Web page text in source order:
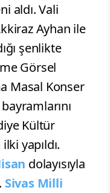
aldı. Vali
Ayhan ile
şenlikte
Görsel
Masal Konser
Kültür
yapıldı.
dolayısıyla
Sivas Milli